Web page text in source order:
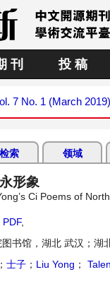
刊 投 稿
7 No. 1 (March 2019)
检索 领域
形象
Ci Poems of
PDF,
图书馆，湖北 武汉；
； 士子 ； Liu Yong ；